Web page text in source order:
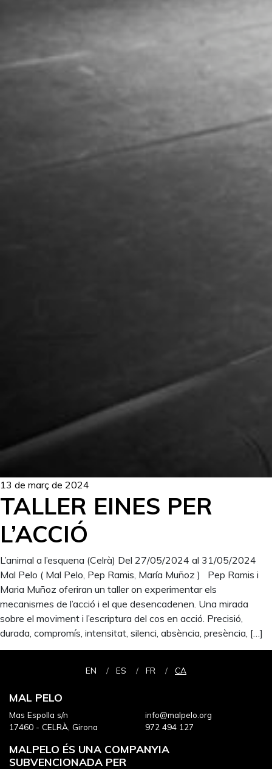
13 de març de 2024
TALLER EINES PER
L’ACCIÓ
L’animal a l’esquena (Celrà) Del 27/05/2024 al 31/05/2024
Mal Pelo ( Mal Pelo, Pep Ramis, María Muñoz ) Pep Ramis i
Maria Muñoz oferiran un taller on experimentar els
mecanismes de l’acció i el que desencadenen. Una mirada
sobre el moviment i l’escriptura del cos en acció. Precisió,
durada, compromís, intensitat, silenci, absència, presència, […]
EN ES FR CA
MAL PELO
Mas Espolla s/n
17460 - CELRÀ, Girona
info@malpelo.org
972 494 127
MALPELO ÉS UNA COMPANYIA
SUBVENCIONADA PER